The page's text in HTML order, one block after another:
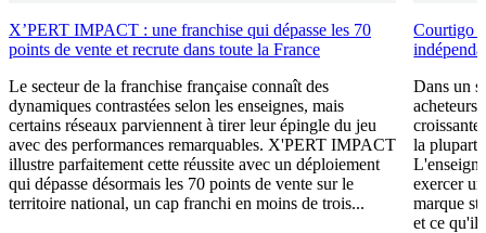
X’PERT IMPACT : une franchise qui dépasse les 70
points de vente et recrute dans toute la France
Le secteur de la franchise française connaît des
dynamiques contrastées selon les enseignes, mais
certains réseaux parviennent à tirer leur épingle du jeu
avec des performances remarquables. X'PERT IMPACT
illustre parfaitement cette réussite avec un déploiement
qui dépasse désormais les 70 points de vente sur le
territoire national, un cap franchi en moins de trois...
Courtigo :
Dans un
acheteurs
la plupart
exercer
marque
et ce qu'il